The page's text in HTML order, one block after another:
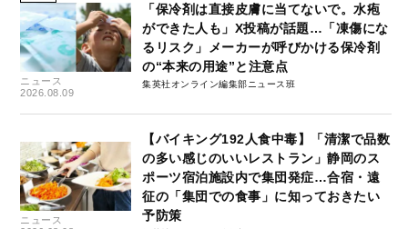
ニュース
2026.08.09
「保冷剤は直接皮膚に当てないで。水疱
ができた人も」X投稿が話題…「凍傷にな
るリスク」メーカーが呼びかける保冷剤
の“本来の用途”と注意点
集英社オンライン編集部ニュース班
ニュース
【バイキング192人食中毒】「清潔で品数
の多い感じのいいレストラン」静岡のス
ポーツ宿泊施設内で集団発症…合宿・遠
征の「集団での食事」に知っておきたい
予防策